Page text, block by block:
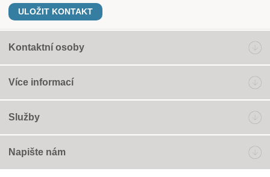
ULOŽIT KONTAKT
Kontaktní osoby
Více informací
Služby
Napište nám